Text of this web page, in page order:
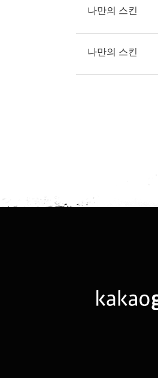
나만의 스킨
나만의 스킨